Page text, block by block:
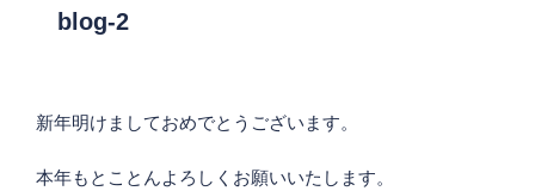
blog-2
新年明けましておめでとうございます。
本年もとことんよろしくお願いいたします。